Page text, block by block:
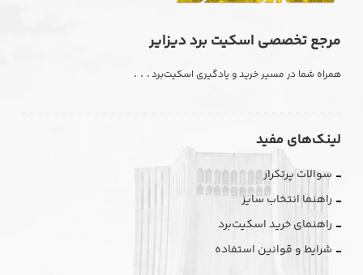
مرجع تخصصی اسکیت برد دیزایر
همراه شما در مسیر خرید و یادگیری اسکیت‌برد. . .
لینک‌های مفید
سوالات پرتکرار
راهنما انتخاب سایز
راهنمای خرید اسکیت‌برد
شرایط و قوانین استفاده